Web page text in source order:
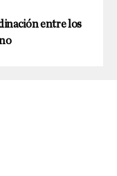
entre los